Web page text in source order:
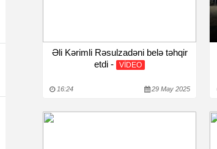
Əli Kərimli Rəsulzadəni belə təhqir
etdi - VİDEO
16:24 29 May 2025